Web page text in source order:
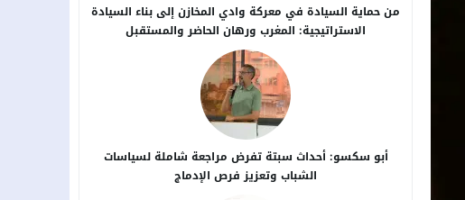
من حماية السيادة في معركة وادي المخازن إلى بناء السيادة
الاستراتيجية: المغرب ورهان الحاضر والمستقبل
أبو سكسو: أحداث سبتة تفرض مراجعة شاملة لسياسات
الشباب وتعزيز فرص الإدماج